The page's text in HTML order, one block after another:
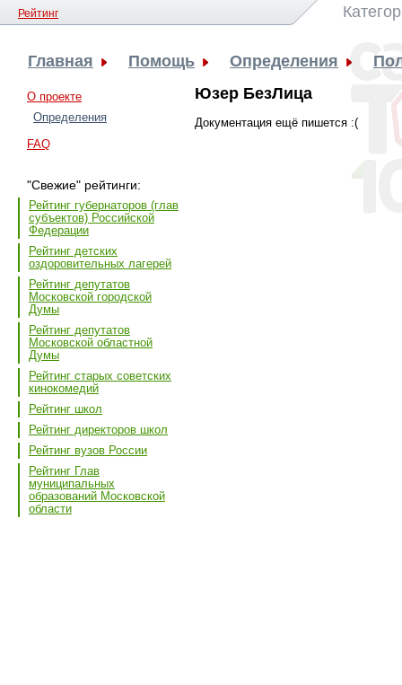
Рейтинг
Главная Помощь Определения
О проекте
Определения
FAQ
"Свежие" рейтинги:
Рейтинг губернаторов (глав
субъектов) Российской
Федерации
Рейтинг детских
оздоровительных лагерей
Рейтинг депутатов
Московской городской
Думы
Рейтинг депутатов
Московской областной
Думы
Рейтинг старых советских
кинокомедий
Рейтинг школ
Рейтинг директоров школ
Рейтинг вузов России
Рейтинг Глав
муниципальных
образований Московской
области
Юзер БезЛица
Документация ещё пишется :(